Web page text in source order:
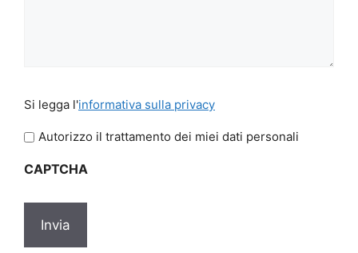
legga
l'informativa
privacy
Si legga l'informativa sulla privacy
Autorizzo il trattamento dei miei dati personali
CAPTCHA